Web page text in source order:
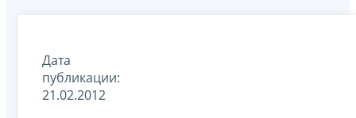
Дата
публикации:
21.02.2012